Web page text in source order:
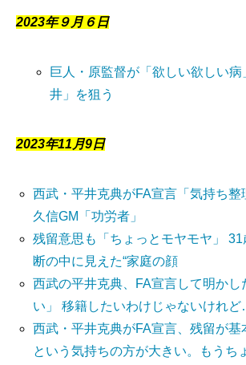
2023年９月６日
巨人・原監督が「欲しい欲しい
井」を狙う
2023年11月9日
西武・平井克典がFA宣言「気持ち
久信GM「功労者」
残留意思も「ちょっとモヤモヤ」
断の中に見えた“家庭の顔
西武の平井克典、FA宣言して明かし
い」 移籍したいわけじゃないけれ
西武・平井克典がFA宣言、残留が基
という気持ちの方が大きい。もうち